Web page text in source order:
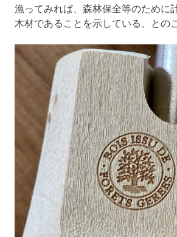
漁ってみれば、森林保全等のために
木材であることを示している、との